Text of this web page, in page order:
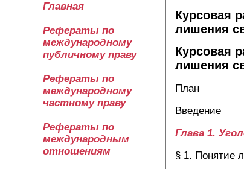
Главная
Рефераты по
международному
публичному праву
Рефераты по
международному
частному праву
Рефераты по
международным
отношениям
Курсовая
лишения
Курсовая
лишения
План
Введение
Глава 1.
§ 1. Понятие